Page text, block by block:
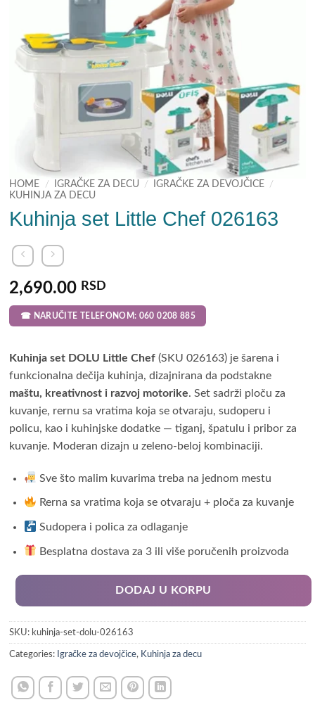
HOME / IGRAČKE ZA DECU / IGRAČKE ZA DEVOJČICE /
KUHINJA ZA DECU
Kuhinja set Little Chef 026163
2,690.00 RSD
☎ NARUČITE TELEFONOM: 060 0208 885
Kuhinja set DOLU Little Chef (SKU 026163) je šarena i
funkcionalna dečija kuhinja, dizajnirana da podstakne
maštu, kreativnost i razvoj motorike. Set sadrži ploču za
kuvanje, rernu sa vratima koja se otvaraju, sudoperu i
policu, kao i kuhinjske dodatke — tiganj, špatulu i pribor za
kuvanje. Moderan dizajn u zeleno-beloj kombinaciji.
Sve što malim kuvarima treba na jednom mestu
Rerna sa vratima koja se otvaraju + ploča za kuvanje
Sudopera i polica za odlaganje
Besplatna dostava za 3 ili više poručenih proizvoda
DODAJ U KORPU
SKU: kuhinja-set-dolu-026163
Categories: Igračke za devojčice, Kuhinja za decu